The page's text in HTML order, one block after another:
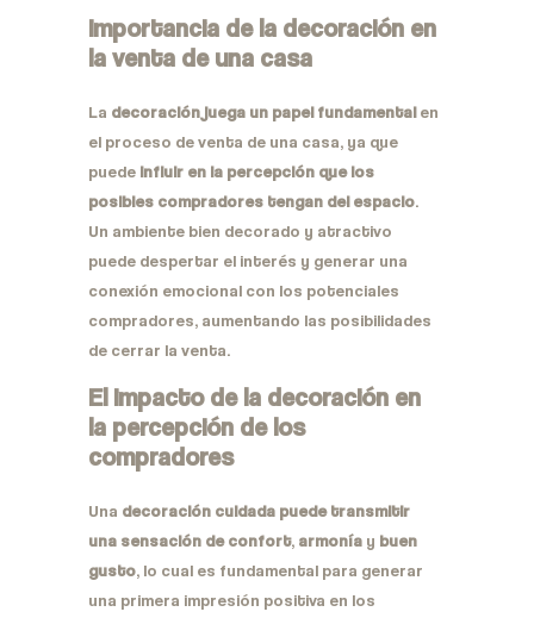
Importancia de la decoración en
la venta de una casa
La decoración juega un papel fundamentalen
el proceso de venta de una casa, ya que
puede influir en la percepción que los
posibles compradores tengan del espacio.
Un ambiente bien decorado y atractivo
puede despertar el interés y generar una
conexión emocional con los potenciales
compradores, aumentando las posibilidades
de cerrar la venta.
El impacto de la decoración en
la percepción de los
compradores
Una decoración cuidada puede transmitir
una sensación de confort, armonía y buen
gusto, lo cual es fundamental para generar
una primera impresión positiva en los